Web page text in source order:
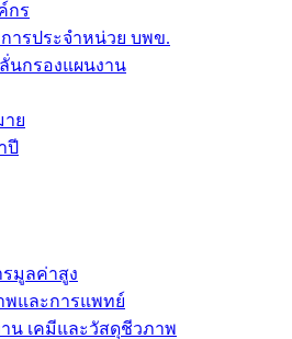
กร
ารประจำหน่วย บพข.
นกรองแผนงาน
าย
ปี
มูลค่าสูง
พและการแพทย์
น เคมีและวัสดุชีวภาพ